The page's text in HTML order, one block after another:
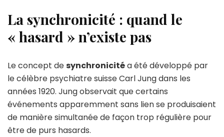
La synchronicité : quand le
« hasard » n’existe pas
Le concept desynchronicitéa été développé par
le célèbre psychiatre suisse Carl Jung dans les
années 1920. Jung observait que certains
événements apparemment sans lien se produisaient
de manière simultanée de façon trop régulière pour
être de purs hasards.